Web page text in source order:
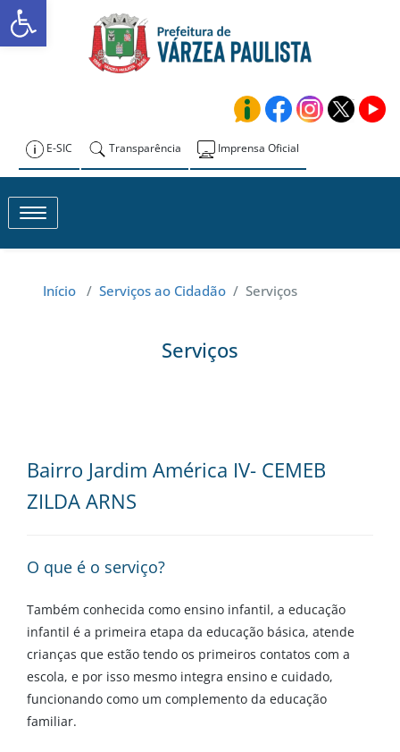
Skip
to
Prefeitura de
E-SIC Transparência Imprensa Oficial
Toggle navigation
Início / Serviços ao Cidadão / Serviços
Serviços
Bairro Jardim América IV- CEMEB
ZILDA ARNS
O que é o serviço?
Também conhecida como ensino infantil, a educação
infantil é a primeira etapa da educação básica, atende
crianças que estão tendo os primeiros contatos com a
escola, e por isso mesmo integra ensino e cuidado,
funcionando como um complemento da educação
familiar.